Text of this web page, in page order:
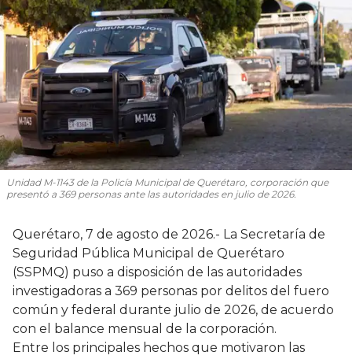
Unidad M-1143 de la Policía Municipal de Querétaro, corporación que
presentó a 369 personas ante las autoridades en julio de 2026.
Querétaro, 7 de agosto de 2026.- La Secretaría de
Seguridad Pública Municipal de Querétaro
(SSPMQ) puso a disposición de las autoridades
investigadoras a 369 personas por delitos del fuero
común y federal durante julio de 2026, de acuerdo
con el balance mensual de la corporación.
Entre los principales hechos que motivaron las